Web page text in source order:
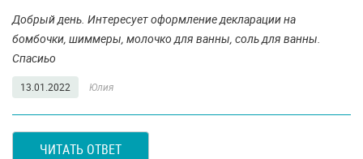
Добрый день. Интересует оформление декларации на
бомбочки, шиммеры, молочко для ванны, соль для ванны.
Спасиьо
13.01.2022 Юлия
ЧИТАТЬ ОТВЕТ